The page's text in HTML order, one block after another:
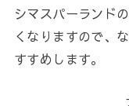
シマスパーランド
くなりますので、
すすめします。